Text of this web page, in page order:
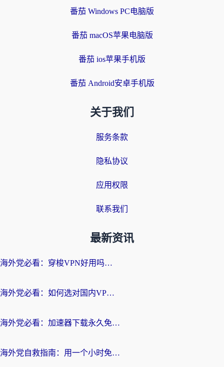
番茄 Windows PC电脑版
番茄 macOS苹果电脑版
番茄 ios苹果手机版
番茄 Android安卓手机版
关于我们
服务条款
隐私协议
应用权限
联系我们
最新资讯
海外党必看：穿梭VPN好用吗？和云帆VPN对比哪个回国效果更好？附真实测评+避坑指南
海外党必看：如何选对国内VPN，实现无缝访问国内资源？
海外党必看：加速器下载永久免费版真的存在吗？教你无缝访问国内资源的正确姿势
海外党自救指南：用一个小时免费加速器，轻松打破国内资源访问壁垒？